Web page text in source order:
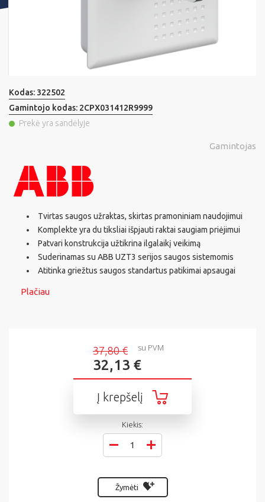
Kodas: 322502
Gamintojo kodas: 2CPX031412R9999
Prekė yra sandėlyje
Gamintojas
Tvirtas saugos užraktas, skirtas pramoniniam naudojimui
Komplekte yra du tiksliai išpjauti raktai saugiam priėjimui
Patvari konstrukcija užtikrina ilgalaikį veikimą
Suderinamas su ABB UZT3 serijos saugos sistemomis
Atitinka griežtus saugos standartus patikimai apsaugai
Plačiau
37,80 €
32,13 €
su PVM
Į krepšelį
Kiekis:
Žymėti